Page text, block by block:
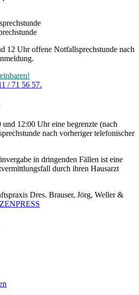
12 Uhr offene Notfallsprechstunde nach
/ 71 56 57.
und 12:00 Uhr eine begrenzte (nach
nach vorheriger telefonischer
in dringenden Fällen ist eine
durch ihren Hausarzt
Dres. Brauser, Jörg, Weller &